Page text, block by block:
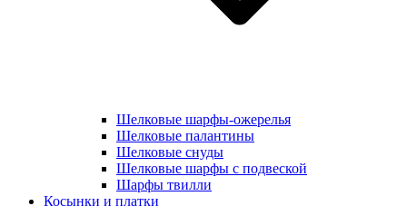
Шелковые шарфы-ожерелья
Шелковые палантины
Шелковые снуды
Шелковые шарфы с подвеской
Шарфы твилли
Косынки и платки